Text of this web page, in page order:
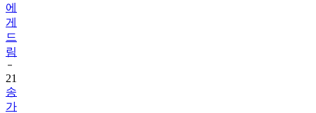
에
게
드
림
21
송
가